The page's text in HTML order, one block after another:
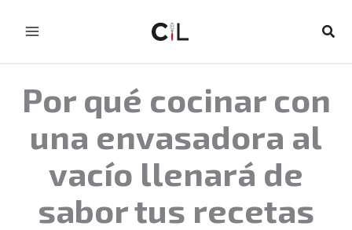
Por qué cocinar con
una envasadora al
vacío llenará de
sabor tus recetas